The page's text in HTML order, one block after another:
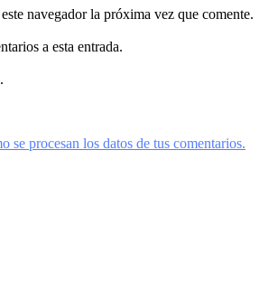
navegador la próxima vez que comente.
a esta entrada.
se procesan los datos de tus comentarios.